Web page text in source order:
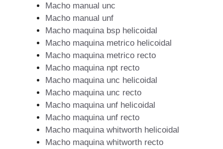
Macho manual unc
Macho manual unf
Macho maquina bsp helicoidal
Macho maquina metrico helicoidal
Macho maquina metrico recto
Macho maquina npt recto
Macho maquina unc helicoidal
Macho maquina unc recto
Macho maquina unf helicoidal
Macho maquina unf recto
Macho maquina whitworth helicoidal
Macho maquina whitworth recto